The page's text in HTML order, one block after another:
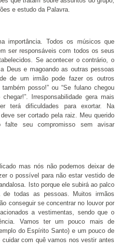
e estudo da Palavra.
importância. Todos os músicos que
ser responsáveis com todos os seus
Se acontecer o contrário, o
Deus e magoando as outras pessoas
de um irmão pode fazer os outros
posso!” ou “Se fulano chegou
Irresponsabilidade gera mais
terá dificuldades para exortar. Na
ser cortado pela raiz. Meu querido
seu compromisso sem avisar
mas nós não podemos deixar de
o possível para não estar vestido de
Isto porque ele subirá ao palco
todas as pessoas. Muitos irmãos
conseguir se concentrar no louvor por
a vestimentas, sendo que o
Vamos ter um pouco mais de
do Espírito Santo) e um pouco de
com quê vamos nos vestir antes